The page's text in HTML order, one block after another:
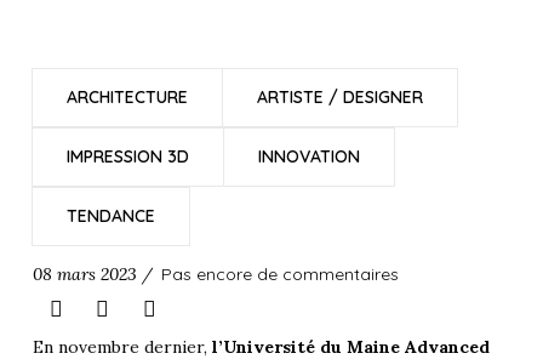
ARCHITECTURE ARTISTE / DESIGNER
IMPRESSION 3D INNOVATION
TENDANCE
08 mars 2023 / Pas encore de commentaires
En novembre dernier, l’Université du Maine Advanced